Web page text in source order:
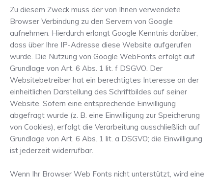
Zu diesem Zweck muss der von Ihnen verwendete
Browser Verbindung zu den Servern von Google
aufnehmen. Hierdurch erlangt Google Kenntnis darüber,
dass über Ihre IP-Adresse diese Website aufgerufen
wurde. Die Nutzung von Google WebFonts erfolgt auf
Grundlage von Art. 6 Abs. 1 lit. f DSGVO. Der
Websitebetreiber hat ein berechtigtes Interesse an der
einheitlichen Darstellung des Schriftbildes auf seiner
Website. Sofern eine entsprechende Einwilligung
abgefragt wurde (z. B. eine Einwilligung zur Speicherung
von Cookies), erfolgt die Verarbeitung ausschließlich auf
Grundlage von Art. 6 Abs. 1 lit. a DSGVO; die Einwilligung
ist jederzeit widerrufbar.
Wenn Ihr Browser Web Fonts nicht unterstützt, wird eine